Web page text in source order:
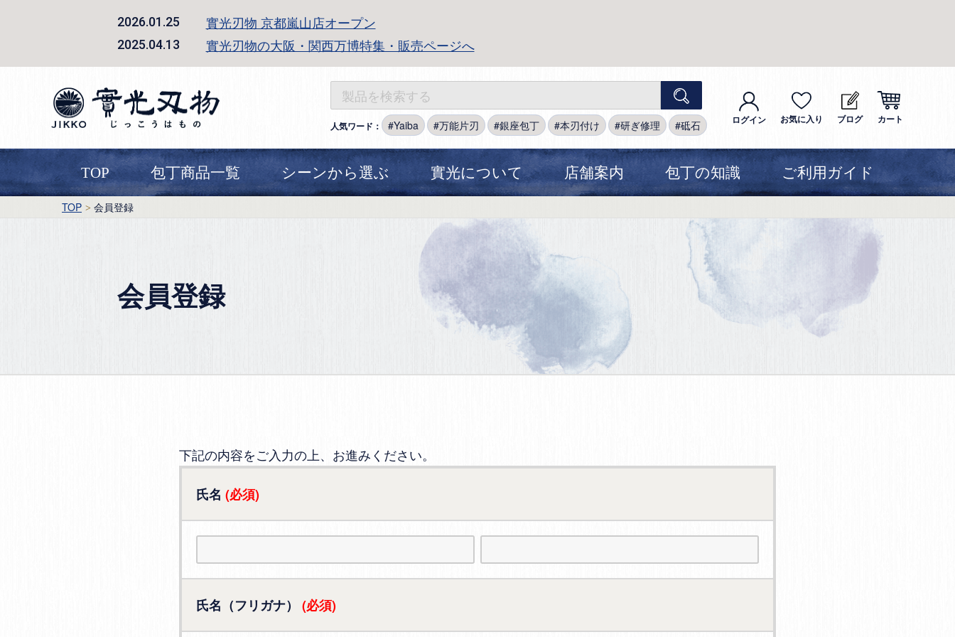
2026.01.25 實光刃物 京都嵐山店オープン
2025.04.13 實光刃物の大阪・関西万博特集・販売ページへ
人気ワード： Yaiba 万能片刃 銀座包丁 本刃付け 研ぎ修理 砥石 ログイン お気に入り ブログ カート
TOP 包丁商品一覧 シーンから選ぶ 實光について 店舗案内 包丁の知識 ご利用ガイド
TOP 会員登録
会員登録
下記の内容をご入力の上、お進みください。
氏名 (必須)
氏名（フリガナ） (必須)